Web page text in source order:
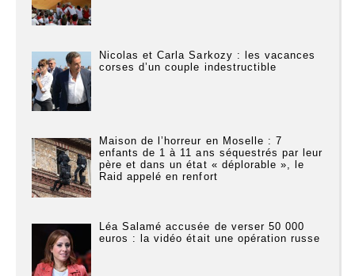
Nicolas et Carla Sarkozy : les vacances
corses d’un couple indestructible
Maison de l’horreur en Moselle : 7
enfants de 1 à 11 ans séquestrés par leur
père et dans un état « déplorable », le
Raid appelé en renfort
Léa Salamé accusée de verser 50 000
euros : la vidéo était une opération russe